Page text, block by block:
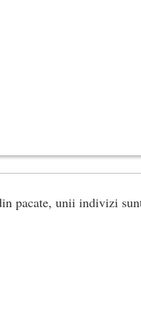
pacate, unii indivizi